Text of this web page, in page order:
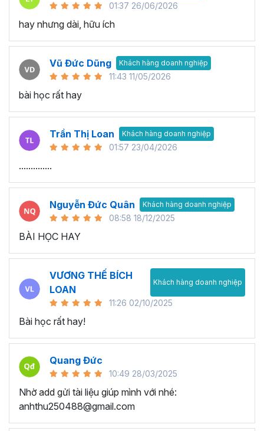
01:37 26/06/2026
hay nhưng dài, hữu ích
Vũ Đức Dũng Khách hàng doanh nghiệp
11:43 11/05/2026
bài học rất hay
Trần Thị Loan Khách hàng doanh nghiệp
01:57 23/04/2026
..............
Nguyễn Đức Quân Khách hàng doanh nghiệp
08:58 18/12/2025
BÀI HỌC HAY
VƯƠNG THẾ BÍCH
LOAN
Khách hàng doanh nghiệp
11:26 02/10/2025
Bài học rất hay!
Quang Đức
10:49 28/03/2025
Nhờ add gửi tài liệu giúp mình với nhé:
anhthu250488@gmail.com